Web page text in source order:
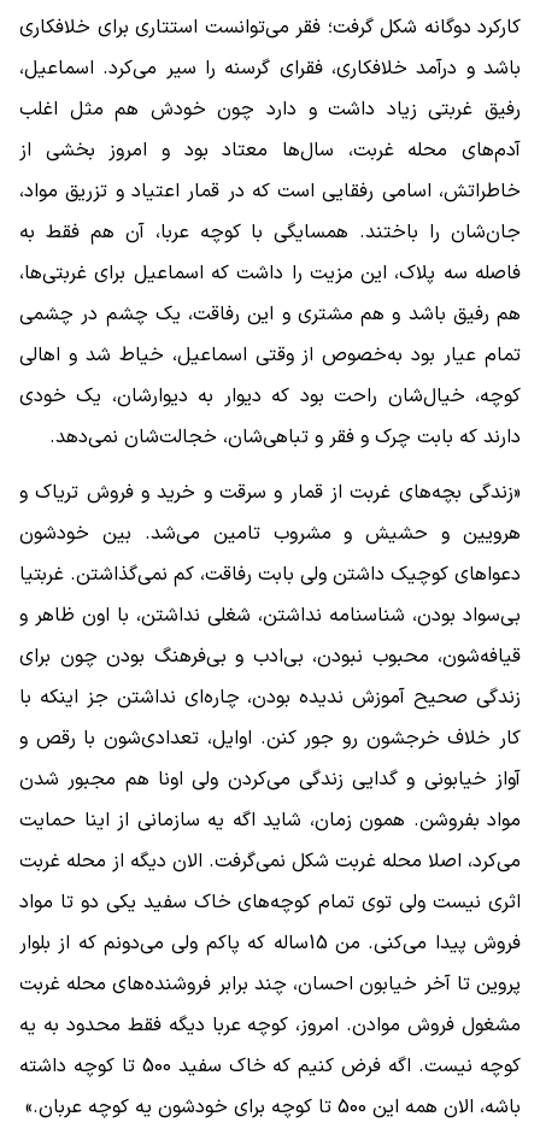
کارکرد دوگانه شکل گرفت؛ فقر می‌توانست استتاری برای خلافکاری
باشد و درآمد خلافکاری، فقرای گرسنه را سیر می‌کرد. اسماعیل،
رفیق غربتی زیاد داشت و دارد چون خودش هم مثل اغلب
آدم‌های محله غربت، سال‌ها معتاد بود و امروز بخشی از
خاطراتش، اسامی رفقایی است که در قمار اعتیاد و تزریق مواد،
جان‌شان را باختند. همسایگی با کوچه عربا، آن هم فقط به
فاصله سه پلاک، این مزیت را داشت که اسماعیل برای غربتی‌ها،
هم رفیق باشد و هم مشتری و این رفاقت، یک چشم در چشمی
تمام عیار بود به‌خصوص از وقتی اسماعیل، خیاط شد و اهالی
کوچه، خیال‌شان راحت بود که دیوار به دیوارشان، یک خودی
دارند که بابت چرک و فقر و تباهی‌شان، خجالت‌شان نمی‌دهد.
«زندگی بچه‌های غربت از قمار و سرقت و خرید و فروش تریاک و
هرویین و حشیش و مشروب تامین می‌شد. بین خودشون
دعواهای کوچیک داشتن ولی بابت رفاقت، کم نمی‌گذاشتن. غربتیا
بی‌سواد بودن، شناسنامه نداشتن، شغلی نداشتن، با اون ظاهر و
قیافه‌شون، محبوب نبودن، بی‌ادب و بی‌فرهنگ بودن چون برای
زندگی صحیح آموزش ندیده بودن، چاره‌ای نداشتن جز اینکه با
کار خلاف خرجشون رو جور کنن. اوایل، تعدادی‌شون با رقص و
آواز خیابونی و گدایی زندگی می‌کردن ولی اونا هم مجبور شدن
مواد بفروشن. همون زمان، شاید اگه یه سازمانی از اینا حمایت
می‌کرد، اصلا محله غربت شکل نمی‌گرفت. الان دیگه از محله غربت
اثری نیست ولی توی تمام کوچه‌های خاک سفید یکی دو تا مواد
فروش پیدا می‌کنی. من 15ساله که پاکم ولی می‌دونم که از بلوار
پروین تا آخر خیابون احسان، چند برابر فروشنده‌های محله غربت
مشغول فروش موادن. امروز، کوچه عربا دیگه فقط محدود به یه
کوچه نیست. اگه فرض کنیم که خاک سفید 500 تا کوچه داشته
باشه، الان همه این 500 تا کوچه برای خودشون یه کوچه عربان.»